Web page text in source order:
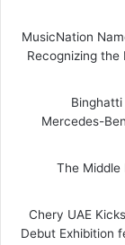
MusicNation
Recognizing
Binghatti
Mercedes-
The Middle
Chery UAE
Debut Exhibition